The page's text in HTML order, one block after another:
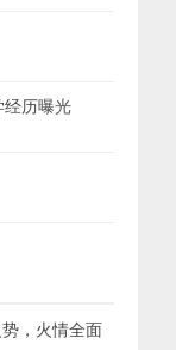
历曝光
，火情全面